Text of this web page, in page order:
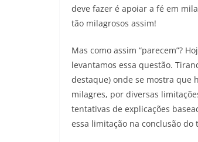
deve fazer é apoiar a fé em
tão milagrosos assim!
Mas como assim “parecem”?
levantamos essa questão.
destaque) onde se mostra que
milagres, por diversas
tentativas de explicações
essa limitação na conclusão